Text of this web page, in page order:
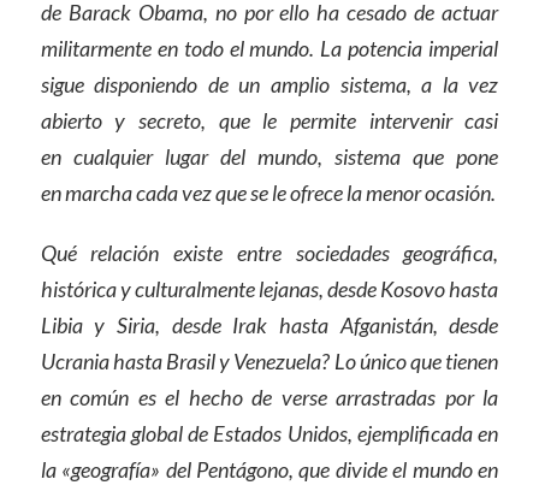
de Barack Obama, no por ello ha cesado de actuar
militarmente en todo el mundo. La potencia imperial
sigue disponiendo de un amplio sistema, a la vez
abierto y secreto, que le permite intervenir casi
en cualquier lugar del mundo, sistema que pone
en marcha cada vez que se le ofrece la menor ocasión.
Qué relación existe entre sociedades geográfica,
histórica y culturalmente lejanas, desde Kosovo hasta
Libia y Siria, desde Irak hasta Afganistán, desde
Ucrania hasta Brasil y Venezuela? Lo único que tienen
en común es el hecho de verse arrastradas por la
estrategia global de Estados Unidos, ejemplificada en
la «geografía» del Pentágono, que divide el mundo en